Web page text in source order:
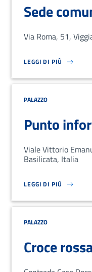
Sede
Via
LEGGI DI PIÙ
SU LOREM IPSUM
PALAZZO
Punto
Viale Vittorio
Basilicata, Italia
LEGGI DI PIÙ
SU LOREM IPSUM
PALAZZO
Croce